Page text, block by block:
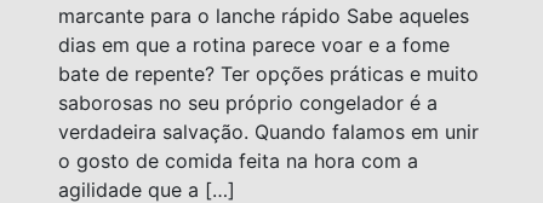
marcante para o lanche rápido Sabe aqueles
dias em que a rotina parece voar e a fome
bate de repente? Ter opções práticas e muito
saborosas no seu próprio congelador é a
verdadeira salvação. Quando falamos em unir
o gosto de comida feita na hora com a
agilidade que a […]